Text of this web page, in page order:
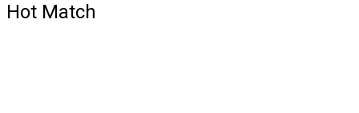
Hot Match